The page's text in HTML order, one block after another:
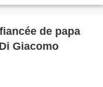
de papa
Giacomo